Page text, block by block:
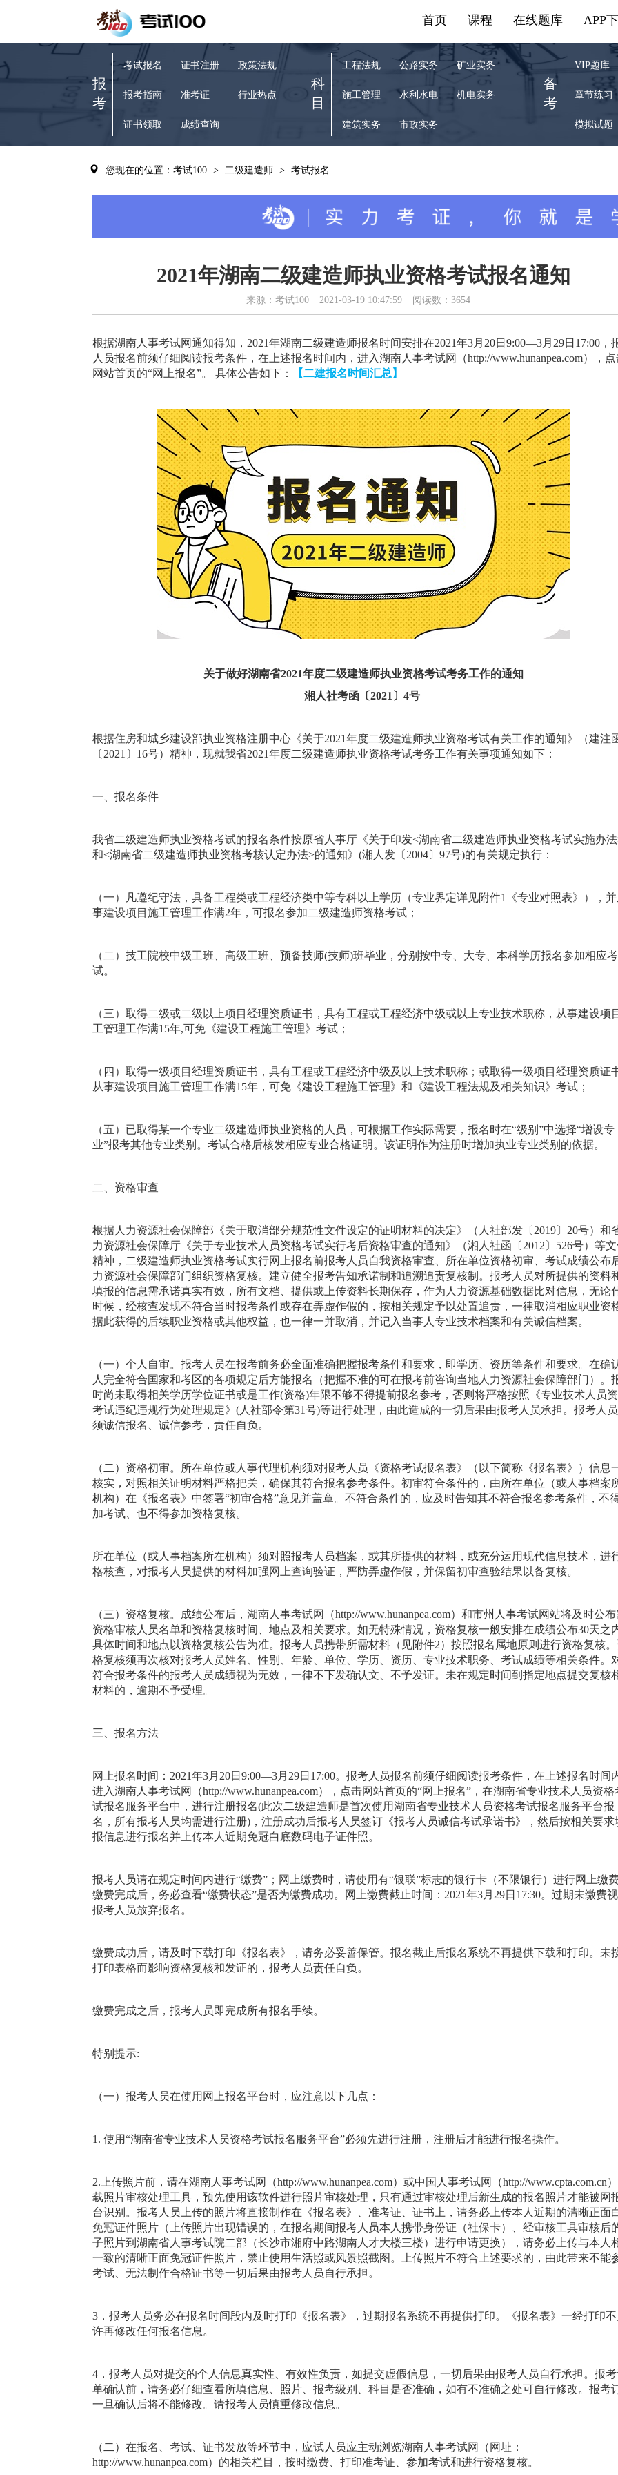
APP
在线题库
课程
首页
报
考
考试报名
报考指南
证书领取
证书注册
准考证
成绩查询
政策法规
行业热点
科
目
工程法规
施工管理
建筑实务
公路实务
水利水电
市政实务
矿业实务
机电实务
备
考
VIP题库
章节练习
模拟试题
您现在的位置：考试100 > 二级建造师 > 考试报名
2021年湖南二级建造师执业资格考试报名通知
来源：考试100 2021-03-19 10:47:59 阅读数：3654
根据湖南人事考试网通知得知，2021年湖南二级建造师报名时间安排在2021年3月20日9:00—3月29日17:00，
人员报名前须仔细阅读报考条件，在上述报名时间内，进入湖南人事考试网（http://www.hunanpea.com），
网站首页的“网上报名”。 具体公告如下：
【二建报名时间汇总 】
关于做好湖南省2021年度二级建造师执业资格考试考务工作的通知
湘人社考函〔2021〕4号
根据住房和城乡建设部执业资格注册中心《关于2021年度二级建造师执业资格考试有关工作的通知》（建注
〔2021〕16号）精神，现就我省2021年度二级建造师执业资格考试考务工作有关事项通知如下：
一、报名条件
我省二级建造师执业资格考试的报名条件按原省人事厅《关于印发<湖南省二级建造师执业资格考试实施办
和<湖南省二级建造师执业资格考核认定办法>的通知》(湘人发〔2004〕97号)的有关规定执行：
（一）凡遵纪守法，具备工程类或工程经济类中等专科以上学历（专业界定详见附件1《专业对照表》），并
事建设项目施工管理工作满2年，可报名参加二级建造师资格考试；
（二）技工院校中级工班、高级工班、预备技师(技师)班毕业，分别按中专、大专、本科学历报名参加相应考
试。
（三）取得二级或二级以上项目经理资质证书，具有工程或工程经济中级或以上专业技术职称，从事建设项
工管理工作满15年,可免《建设工程施工管理》考试；
（四）取得一级项目经理资质证书，具有工程或工程经济中级及以上技术职称；或取得一级项目经理资质证
从事建设项目施工管理工作满15年，可免《建设工程施工管理》和《建设工程法规及相关知识》考试；
（五）已取得某一个专业二级建造师执业资格的人员，可根据工作实际需要，报名时在“级别”中选择“增设专
业”报考其他专业类别。考试合格后核发相应专业合格证明。该证明作为注册时增加执业专业类别的依据。
二、资格审查
根据人力资源社会保障部《关于取消部分规范性文件设定的证明材料的决定》（人社部发〔2019〕20号）和
力资源社会保障厅《关于专业技术人员资格考试实行考后资格审查的通知》（湘人社函〔2012〕526号）等
精神，二级建造师执业资格考试实行网上报名前报考人员自我资格审查、所在单位资格初审、考试成绩公布
力资源社会保障部门组织资格复核。建立健全报考告知承诺制和追溯追责复核制。报考人员对所提供的资料
填报的信息需承诺真实有效，所有文档、提供或上传资料长期保存，作为人力资源基础数据比对信息，无论
时候，经核查发现不符合当时报考条件或存在弄虚作假的，按相关规定予以处置追责，一律取消相应职业资
据此获得的后续职业资格或其他权益，也一律一并取消，并记入当事人专业技术档案和有关诚信档案。
（一）个人自审。报考人员在报考前务必全面准确把握报考条件和要求，即学历、资历等条件和要求。在确
人完全符合国家和考区的各项规定后方能报名（把握不准的可在报考前咨询当地人力资源社会保障部门）。
时尚未取得相关学历学位证书或是工作(资格)年限不够不得提前报名参考，否则将严格按照《专业技术人员
考试违纪违规行为处理规定》(人社部令第31号)等进行处理，由此造成的一切后果由报考人员承担。报考人
须诚信报名、诚信参考，责任自负。
（二）资格初审。所在单位或人事代理机构须对报考人员《资格考试报名表》（以下简称《报名表》）信息
核实，对照相关证明材料严格把关，确保其符合报名参考条件。初审符合条件的，由所在单位（或人事档案
机构）在《报名表》中签署“初审合格”意见并盖章。不符合条件的，应及时告知其不符合报名参考条件，不
加考试、也不得参加资格复核。
所在单位（或人事档案所在机构）须对照报考人员档案，或其所提供的材料，或充分运用现代信息技术，进
格核查，对报考人员提供的材料加强网上查询验证，严防弄虚作假，并保留初审查验结果以备复核。
（三）资格复核。成绩公布后，湖南人事考试网（http://www.hunanpea.com）和市州人事考试网站将及时公布
资格审核人员名单和资格复核时间、地点及相关要求。如无特殊情况，资格复核一般安排在成绩公布30天之
具体时间和地点以资格复核公告为准。报考人员携带所需材料（见附件2）按照报名属地原则进行资格复核。
格复核须再次核对报考人员姓名、性别、年龄、单位、学历、资历、专业技术职务、考试成绩等相关条件。
符合报考条件的报考人员成绩视为无效，一律不下发确认文、不予发证。未在规定时间到指定地点提交复核
材料的，逾期不予受理。
三、报名方法
网上报名时间：2021年3月20日9:00—3月29日17:00。报考人员报名前须仔细阅读报考条件，在上述报名时间
进入湖南人事考试网（http://www.hunanpea.com），点击网站首页的“网上报名”，在湖南省专业技术人员资格
试报名服务平台中，进行注册报名(此次二级建造师是首次使用湖南省专业技术人员资格考试报名服务平台报
名，所有报考人员均需进行注册)，注册成功后报考人员签订《报考人员诚信考试承诺书》，然后按相关要求
报信息进行报名并上传本人近期免冠白底数码电子证件照。
报考人员请在规定时间内进行“缴费”；网上缴费时，请使用有“银联”标志的银行卡（不限银行）进行网上缴费
缴费完成后，务必查看“缴费状态”是否为缴费成功。网上缴费截止时间：2021年3月29日17:30。过期未缴费
报考人员放弃报名。
缴费成功后，请及时下载打印《报名表》，请务必妥善保管。报名截止后报名系统不再提供下载和打印。未
打印表格而影响资格复核和发证的，报考人员责任自负。
缴费完成之后，报考人员即完成所有报名手续。
特别提示:
（一）报考人员在使用网上报名平台时，应注意以下几点：
1. 使用“湖南省专业技术人员资格考试报名服务平台”必须先进行注册，注册后才能进行报名操作。
2.上传照片前，请在湖南人事考试网（http://www.hunanpea.com）或中国人事考试网（http://www.cpta.com.cn
载照片审核处理工具，预先使用该软件进行照片审核处理，只有通过审核处理后新生成的报名照片才能被网
台识别。报考人员上传的照片将直接制作在《报名表》、准考证、证书上，请务必上传本人近期的清晰正面
免冠证件照片（上传照片出现错误的，在报名期间报考人员本人携带身份证（社保卡）、经审核工具审核后
子照片到湖南省人事考试院二部（长沙市湘府中路湖南人才大楼三楼）进行申请更换），请务必上传与本人
一致的清晰正面免冠证件照片，禁止使用生活照或风景照截图。上传照片不符合上述要求的，由此带来不能
考试、无法制作合格证书等一切后果由报考人员自行承担。
3．报考人员务必在报名时间段内及时打印《报名表》，过期报名系统不再提供打印。《报名表》一经打印
许再修改任何报名信息。
4．报考人员对提交的个人信息真实性、有效性负责，如提交虚假信息，一切后果由报考人员自行承担。报
单确认前，请务必仔细查看所填信息、照片、报考级别、科目是否准确，如有不准确之处可自行修改。报考
一旦确认后将不能修改。请报考人员慎重修改信息。
（二）在报名、考试、证书发放等环节中，应试人员应主动浏览湖南人事考试网（网址：
http://www.hunanpea.com）的相关栏目，按时缴费、打印准考证、参加考试和进行资格复核。